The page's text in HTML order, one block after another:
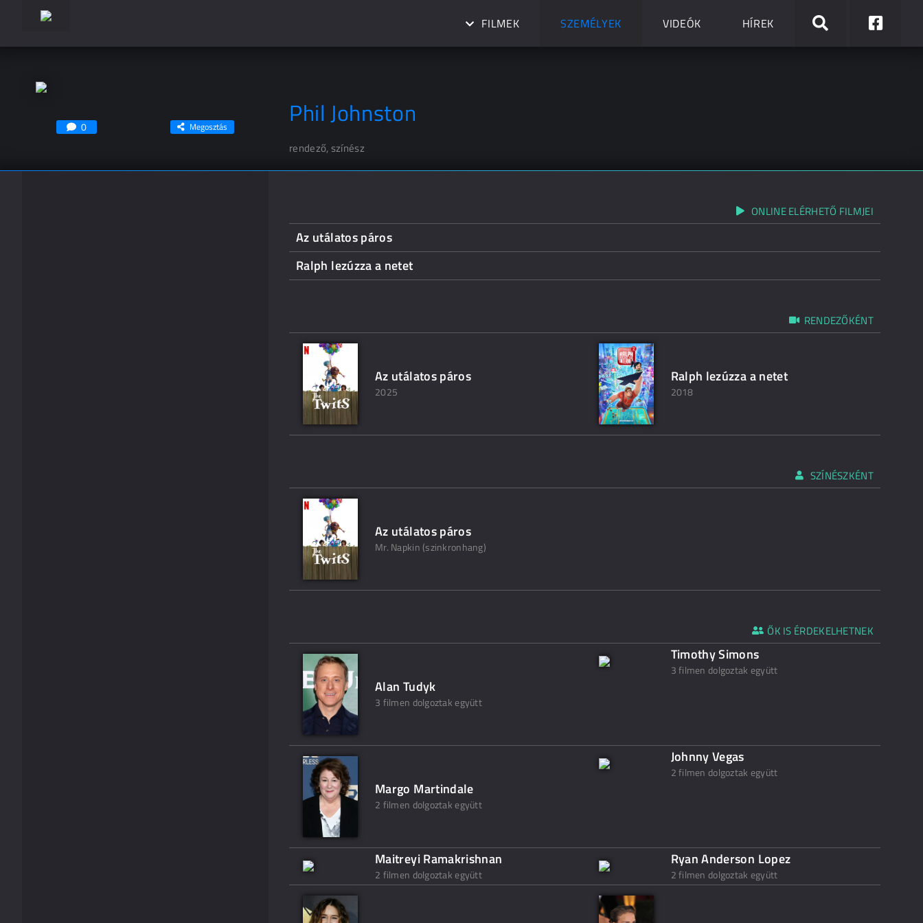
FILMEK SZEMÉLYEK VIDEÓK HÍREK
Phil Johnston
rendező, színész
0 Megosztás
ONLINE ELÉRHETŐ FILMJEI
Az utálatos páros
Ralph lezúzza a netet
RENDEZŐKÉNT
Az utálatos páros
2025
Ralph lezúzza a netet
2018
SZÍNÉSZKÉNT
Az utálatos páros
Mr. Napkin (szinkronhang)
ŐK IS ÉRDEKELHETNEK
Alan Tudyk
3 filmen dolgoztak együtt
Timothy Simons
3 filmen dolgoztak együtt
Margo Martindale
2 filmen dolgoztak együtt
Johnny Vegas
2 filmen dolgoztak együtt
Maitreyi Ramakrishnan
2 filmen dolgoztak együtt
Ryan Anderson Lopez
2 filmen dolgoztak együtt